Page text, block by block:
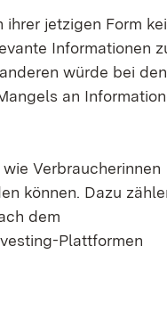
jetzigen Form
Informationen
würde bei den
an
Verbraucherinnen
können. Dazu
dem
Plattformen